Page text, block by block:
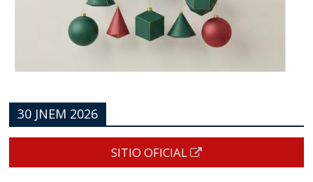
30 JNEM 2026
SITIO OFICIAL